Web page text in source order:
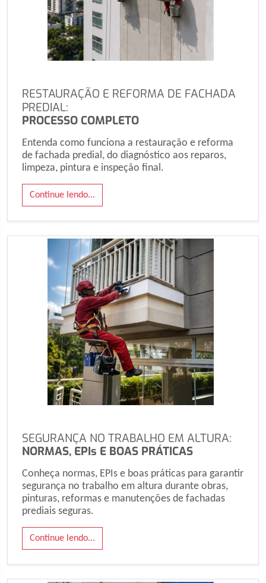
RESTAURAÇÃO E REFORMA DE FACHADA
PREDIAL:
PROCESSO COMPLETO
Entenda como funciona a restauração e reforma
de fachada predial, do diagnóstico aos reparos,
limpeza, pintura e inspeção final.
Continue lendo...
SEGURANÇA NO TRABALHO EM ALTURA:
NORMAS, EPIs E BOAS PRÁTICAS
Conheça normas, EPIs e boas práticas para garantir
segurança no trabalho em altura durante obras,
pinturas, reformas e manutenções de fachadas
prediais seguras.
Continue lendo...